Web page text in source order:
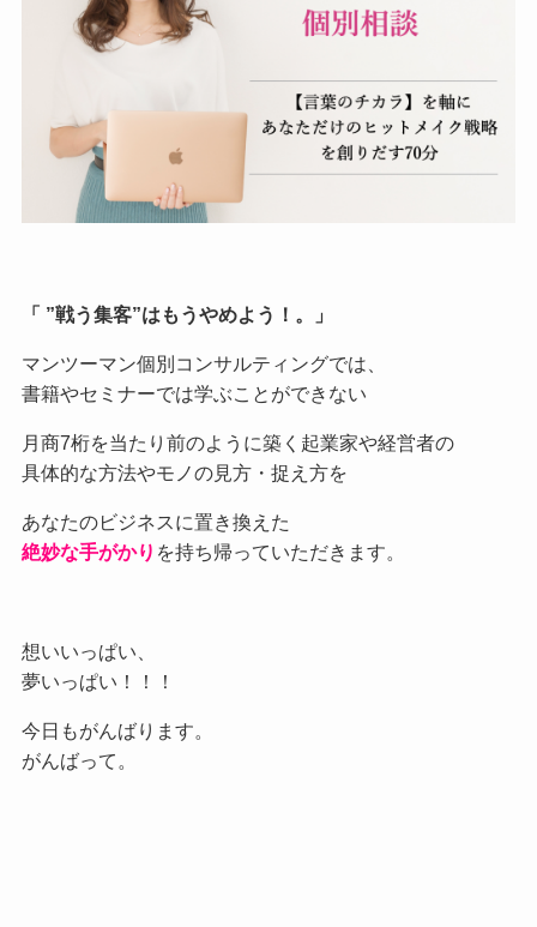
「 ”戦う集客”はもうやめよう！。」
マンツーマン個別コンサルティングでは、
書籍やセミナーでは学ぶことができない
月商7桁を当たり前のように築く起業家や経営者の
具体的な方法やモノの見方・捉え方を
あなたのビジネスに置き換えた
絶妙な手がかり を持ち帰っていただきます。
想いいっぱい、
夢いっぱい！！！
今日もがんばります。
がんばって。